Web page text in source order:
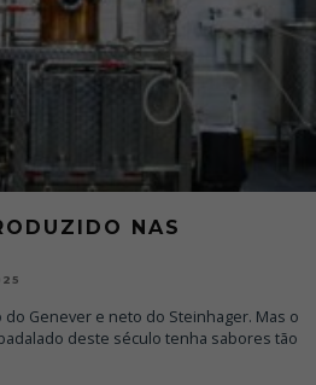
NAS
do Genever e neto do Steinhager. Mas o
deste século tenha sabores tão